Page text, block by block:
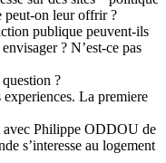
peut-on leur offrir ?
publique peuvent-ils
? N’est-ce pas
?
La premiere
avec Philippe ODDOU de
s’interesse au logement